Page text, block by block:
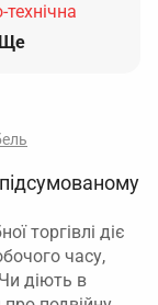
Ще
торгівлі діє
часу,
діють в